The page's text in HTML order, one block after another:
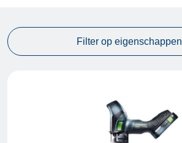
Filter op eigenschappen